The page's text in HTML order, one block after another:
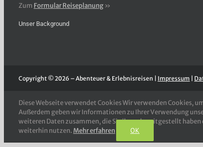
Zum Formular Reiseplanung »
Unser Background
Copyright © 2026 – Abenteuer & Erlebnisreisen | Impressum
Diese Webseite verwendet Cookies Wir verwenden Cookies,
Außerdem geben wir Informationen zu Ihrer Verwendung
weiteren Daten zusammen, die Sie ihnen bereitgestellt
weiterhin nutzen. Mehr erfahren OK